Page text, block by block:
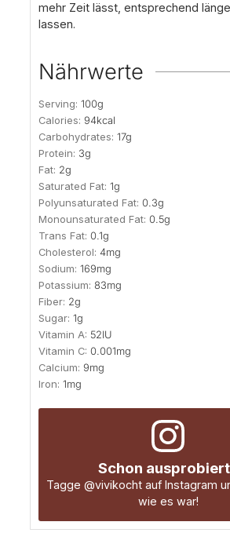
mehr Zeit lässt, entsprechend
lassen.
Nährwerte
Serving: 100g
Calories: 94kcal
Carbohydrates: 17g
Protein: 3g
Fat: 2g
Saturated Fat: 1g
Polyunsaturated Fat: 0.3g
Monounsaturated Fat: 0.5g
Trans Fat: 0.1g
Cholesterol: 4mg
Sodium: 169mg
Potassium: 83mg
Fiber: 2g
Sugar: 1g
Vitamin A: 52IU
Vitamin C: 0.001mg
Calcium: 9mg
Iron: 1mg
Schon
Tagge @vivikocht auf Instagram
wie es war!